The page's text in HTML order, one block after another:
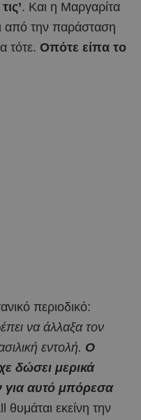
. Και η Μαργαρίτα
από την παράσταση
τότε. Οπότε είπα το
περιοδικό:
να άλλαξα τον
εντολή. Ο
δώσει μερικά
για αυτό μπόρεσα
εκείνη την